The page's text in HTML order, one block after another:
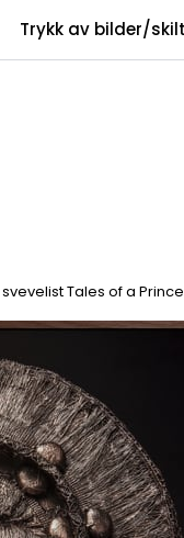
Trykk av bilder/
Tales of a